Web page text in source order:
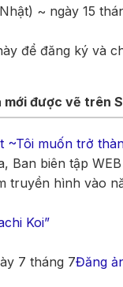
~ ngày 15
để đăng ký và
mới được vẽ trên
~Tôi muốn trở
Ban biên tập
truyền hình vào
Koi”
7 tháng 7Đăng